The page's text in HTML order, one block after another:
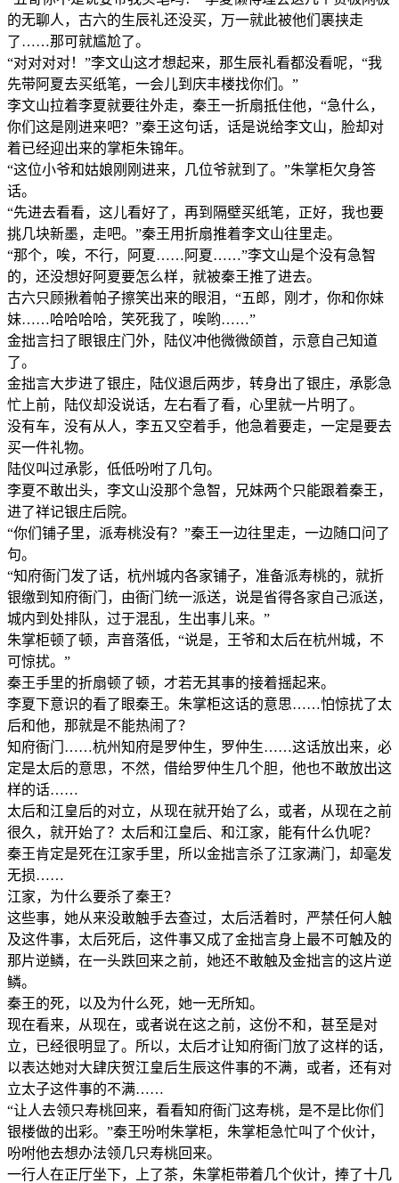
的无聊人，古六的生辰礼还没买，万一就此被他们裹挟走
了……那可就尴尬了。
“对对对对！”李文山这才想起来，那生辰礼看都没看呢，“我
先带阿夏去买纸笔，一会儿到庆丰楼找你们。”
李文山拉着李夏就要往外走，秦王一折扇抵住他，“急什么，
你们这是刚进来吧？”秦王这句话，话是说给李文山，脸却对
着已经迎出来的掌柜朱锦年。
“这位小爷和姑娘刚刚进来，几位爷就到了。”朱掌柜欠身答
话。
“先进去看看，这儿看好了，再到隔壁买纸笔，正好，我也要
挑几块新墨，走吧。”秦王用折扇推着李文山往里走。
“那个，唉，不行，阿夏……阿夏……”李文山是个没有急智
的，还没想好阿夏要怎么样，就被秦王推了进去。
古六只顾揪着帕子擦笑出来的眼泪，“五郎，刚才，你和你妹
妹……哈哈哈哈，笑死我了，唉哟……”
金拙言扫了眼银庄门外，陆仪冲他微微颌首，示意自己知道
了。
金拙言大步进了银庄，陆仪退后两步，转身出了银庄，承影急
忙上前，陆仪却没说话，左右看了看，心里就一片明了。
没有车，没有从人，李五又空着手，他急着要走，一定是要去
买一件礼物。
陆仪叫过承影，低低吩咐了几句。
李夏不敢出头，李文山没那个急智，兄妹两个只能跟着秦王，
进了祥记银庄后院。
“你们铺子里，派寿桃没有？”秦王一边往里走，一边随口问了
句。
“知府衙门发了话，杭州城内各家铺子，准备派寿桃的，就折
银缴到知府衙门，由衙门统一派送，说是省得各家自己派送，
城内到处排队，过于混乱，生出事儿来。”
朱掌柜顿了顿，声音落低，“说是，王爷和太后在杭州城，不
可惊扰。”
秦王手里的折扇顿了顿，才若无其事的接着摇起来。
李夏下意识的看了眼秦王。朱掌柜这话的意思……怕惊扰了太
后和他，那就是不能热闹了？
知府衙门……杭州知府是罗仲生，罗仲生……这话放出来，必
定是太后的意思，不然，借给罗仲生几个胆，他也不敢放出这
样的话……
太后和江皇后的对立，从现在就开始了么，或者，从现在之前
很久，就开始了？太后和江皇后、和江家，能有什么仇呢？
秦王肯定是死在江家手里，所以金拙言杀了江家满门，却毫发
无损……
江家，为什么要杀了秦王？
这些事，她从来没敢触手去查过，太后活着时，严禁任何人触
及这件事，太后死后，这件事又成了金拙言身上最不可触及的
那片逆鳞，在一头跌回来之前，她还不敢触及金拙言的这片逆
鳞。
秦王的死，以及为什么死，她一无所知。
现在看来，从现在，或者说在这之前，这份不和，甚至是对
立，已经很明显了。所以，太后才让知府衙门放了这样的话，
以表达她对大肆庆贺江皇后生辰这件事的不满，或者，还有对
立太子这件事的不满……
“让人去领只寿桃回来，看看知府衙门这寿桃，是不是比你们
银楼做的出彩。”秦王吩咐朱掌柜，朱掌柜急忙叫了个伙计，
吩咐他去想办法领几只寿桃回来。
一行人在正厅坐下，上了茶，朱掌柜带着几个伙计，捧了十几